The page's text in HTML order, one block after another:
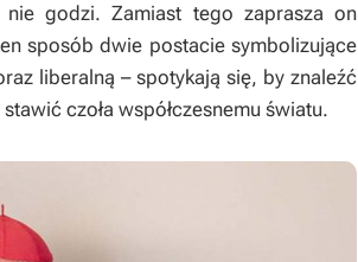
godzi. Zamiast tego zaprasza on
sposób dwie postacie symbolizujące
liberalną – spotykają się, by znaleźć
czoła współczesnemu światu.